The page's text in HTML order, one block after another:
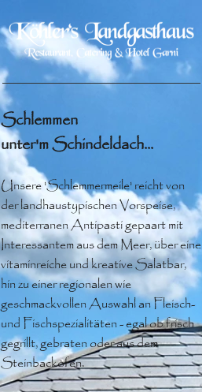
Schlemmen
unter'm Schindeldach...
Unsere 'Schlemmermeile' reicht von
der landhaustypischen Vorspeise,
mediterranen Antipasti gepaart mit
Interessantem aus dem Meer, über eine
vitaminreiche und kreative Salatbar,
hin zu einer regionalen wie
geschmackvollen Auswahl an Fleisch-
und Fischspezialitäten - egal ob frisch
gegrillt, gebraten oder aus dem
Steinbackofen.